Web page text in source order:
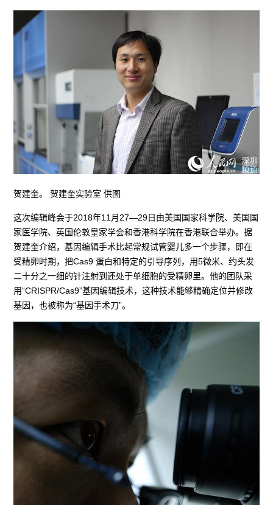
贺建奎。 贺建奎实验室 供图
这次编辑峰会于2018年11月27—29日由美国国家科学院、美国国
家医学院、英国伦敦皇家学会和香港科学院在香港联合举办。据
贺建奎介绍，基因编辑手术比起常规试管婴儿多一个步骤，即在
受精卵时期，把Cas9 蛋白和特定的引导序列，用5微米、约头发
二十分之一细的针注射到还处于单细胞的受精卵里。他的团队采
用“CRISPR/Cas9”基因编辑技术，这种技术能够精确定位并修改
基因，也被称为“基因手术刀”。